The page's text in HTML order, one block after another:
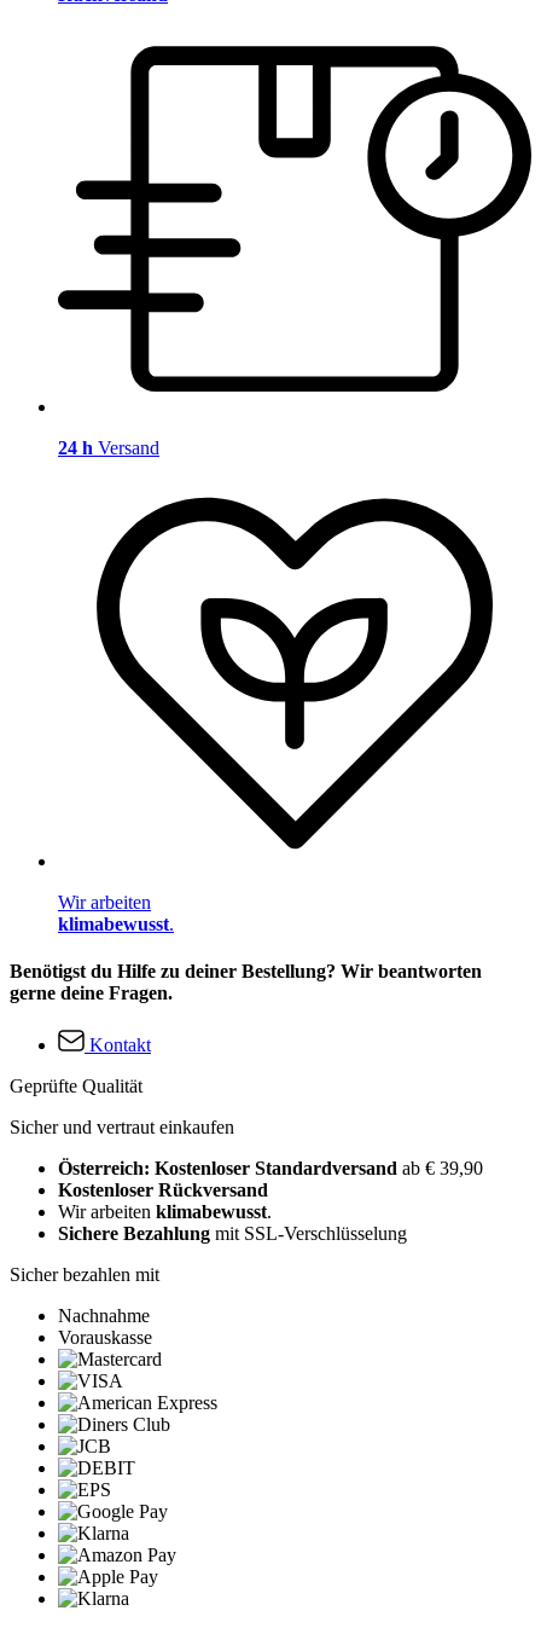
24 h Versand
Wir arbeiten
klimabewusst.
Benötigst du Hilfe zu deiner Bestellung? Wir beantworten
gerne deine Fragen.
Kontakt
Geprüfte Qualität
Sicher und vertraut einkaufen
Österreich: Kostenloser Standardversand ab € 39,90
Kostenloser Rückversand
Wir arbeiten klimabewusst.
Sichere Bezahlung mit SSL-Verschlüsselung
Sicher bezahlen mit
Nachnahme
Vorauskasse